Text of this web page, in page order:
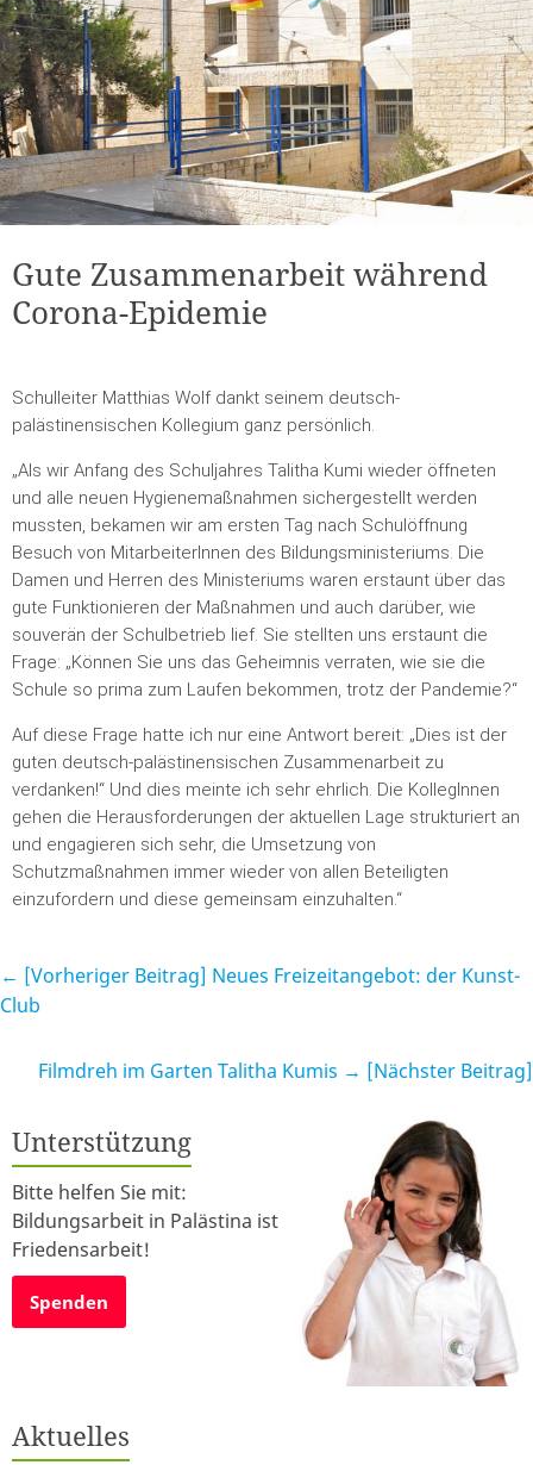
Gute Zusammenarbeit während
Corona-Epidemie
Schulleiter Matthias Wolf dankt seinem deutsch-
palästinensischen Kollegium ganz persönlich.
„Als wir Anfang des Schuljahres Talitha Kumi wieder öffneten
und alle neuen Hygienemaßnahmen sichergestellt werden
mussten, bekamen wir am ersten Tag nach Schulöffnung
Besuch von MitarbeiterInnen des Bildungsministeriums. Die
Damen und Herren des Ministeriums waren erstaunt über das
gute Funktionieren der Maßnahmen und auch darüber, wie
souverän der Schulbetrieb lief. Sie stellten uns erstaunt die
Frage: „Können Sie uns das Geheimnis verraten, wie sie die
Schule so prima zum Laufen bekommen, trotz der Pandemie?“
Auf diese Frage hatte ich nur eine Antwort bereit: „Dies ist der
guten deutsch-palästinensischen Zusammenarbeit zu
verdanken!“ Und dies meinte ich sehr ehrlich. Die KollegInnen
gehen die Herausforderungen der aktuellen Lage strukturiert an
und engagieren sich sehr, die Umsetzung von
Schutzmaßnahmen immer wieder von allen Beteiligten
einzufordern und diese gemeinsam einzuhalten.“
← [Vorheriger Beitrag] Neues Freizeitangebot: der Kunst-
Club
Filmdreh im Garten Talitha Kumis → [Nächster Beitrag]
Unterstützung
Bitte helfen Sie mit:
Bildungsarbeit in Palästina ist
Friedensarbeit!
Spenden
Aktuelles